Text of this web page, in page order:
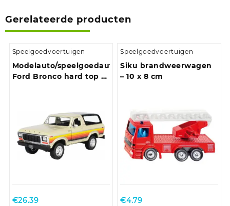
Gerelateerde producten
Speelgoedvoertuigen
Modelauto/speelgoedauto
Ford Bronco hard top –
€26.39
Speelgoedvoertuigen
Siku brandweerwagen
– 10 x 8 cm
€4.79